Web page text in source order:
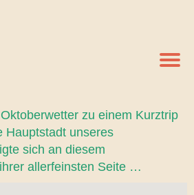
zu einem Kurztrip
Hauptstadt unseres
sich an diesem
allerfeinsten Seite …